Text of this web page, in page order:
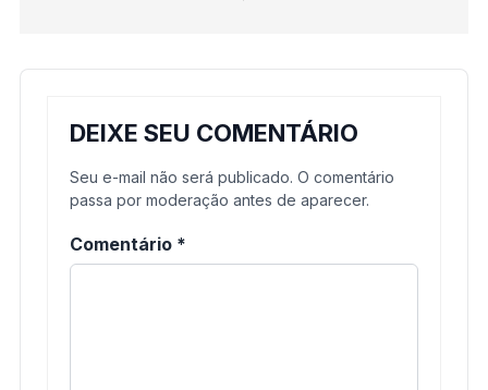
DEIXE SEU COMENTÁRIO
Seu e-mail não será publicado. O comentário
passa por moderação antes de aparecer.
Comentário *